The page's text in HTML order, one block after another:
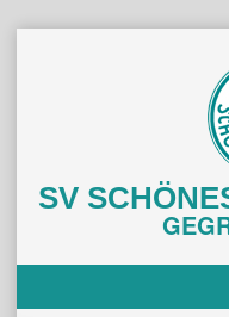
SV